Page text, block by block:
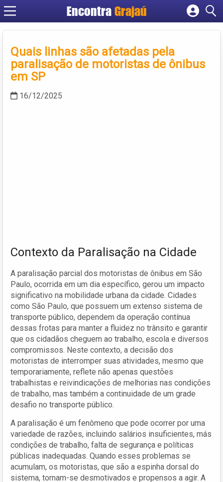
Encontra Grajaú
Cadastrar empresa
Criar conta
Quais linhas são afetadas pela
paralisação de motoristas de ônibus
em SP
16/12/2025
Contexto da Paralisação na Cidade
A paralisação parcial dos motoristas de ônibus em São
Paulo, ocorrida em um dia específico, gerou um impacto
significativo na mobilidade urbana da cidade. Cidades
como São Paulo, que possuem um extenso sistema de
transporte público, dependem da operação contínua
dessas frotas para manter a fluidez no trânsito e garantir
que os cidadãos cheguem ao trabalho, escola e diversos
compromissos. Neste contexto, a decisão dos
motoristas de interromper suas atividades, mesmo que
temporariamente, reflete não apenas questões
trabalhistas e reivindicações de melhorias nas condições
de trabalho, mas também a continuidade de um grade
desafio no transporte público.
A paralisação é um fenômeno que pode ocorrer por uma
variedade de razões, incluindo salários insuficientes, más
condições de trabalho, falta de segurança e políticas
públicas inadequadas. Quando esses problemas se
acumulam, os motoristas, que são a espinha dorsal do
sistema, tornam-se desmotivados e propensos a agir. A